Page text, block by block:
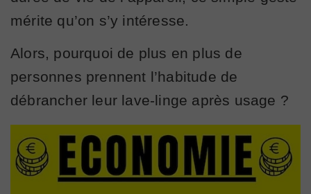
mérite qu’on s’y intéresse.
Alors, pourquoi de plus en plus de
personnes prennent l’habitude de
débrancher leur lave-linge après usage ?